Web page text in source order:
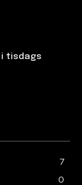
i tisdags
7
0